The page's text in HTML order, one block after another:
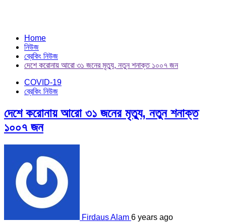
Home
নিউজ
ব্রেকিং নিউজ
দেশে করোনায় আরো ৩১ জনের মৃত্যু, নতুন শনাক্ত ১০০৭ জন
COVID-19
ব্রেকিং নিউজ
দেশে করোনায় আরো ৩১ জনের মৃত্যু, নতুন শনাক্ত
১০০৭ জন
Firdaus Alam 6 years ago